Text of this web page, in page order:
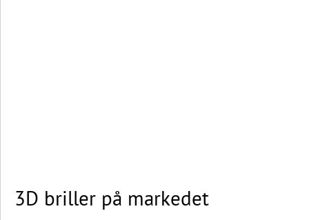
3D briller på markedet